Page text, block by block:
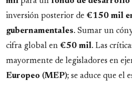
inversión posterior de €150 mil
gubernamentales. Sumar un
cifra global en €50 mil. Las
mayormente de legisladores en
Europeo (MEP); se aduce que el